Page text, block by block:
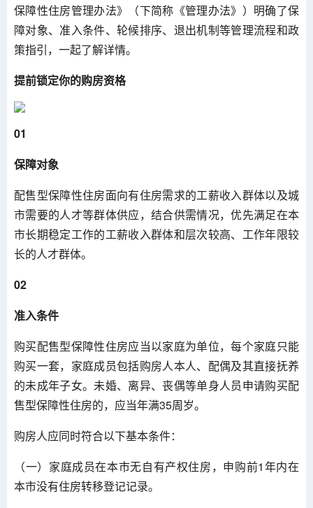
保障性住房管理办法》（下简称《管理办法》）明确了保
障对象、准入条件、轮候排序、退出机制等管理流程和政
策指引，一起了解详情。
提前锁定你的购房资格
01
保障对象
配售型保障性住房面向有住房需求的工薪收入群体以及城
市需要的人才等群体供应，结合供需情况，优先满足在本
市长期稳定工作的工薪收入群体和层次较高、工作年限较
长的人才群体。
02
准入条件
购买配售型保障性住房应当以家庭为单位，每个家庭只能
购买一套，家庭成员包括购房人本人、配偶及其直接抚养
的未成年子女。未婚、离异、丧偶等单身人员申请购买配
售型保障性住房的，应当年满35周岁。
购房人应同时符合以下基本条件：
（一）家庭成员在本市无自有产权住房，申购前1年内在
本市没有住房转移登记记录。